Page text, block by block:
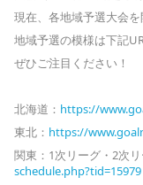
現在、各地域予選大会を
地域予選の模様は下記
ぜひご注目ください！
北海道： https://
東北： https://
関東：1次リーグ・2次
schedule.php?tid=15979